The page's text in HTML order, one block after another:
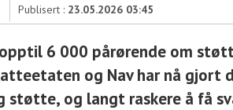
Publisert : 23.05.2026 03:45
6 000 pårørende om
og Nav har nå gjort
støtte, og langt raskere å få